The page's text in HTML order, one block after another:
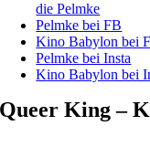
die Pelmke
Pelmke bei FB
Kino Babylon bei
Pelmke bei Insta
Kino Babylon bei
Queer King –